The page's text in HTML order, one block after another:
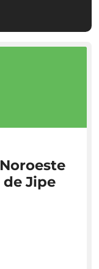
Jipe